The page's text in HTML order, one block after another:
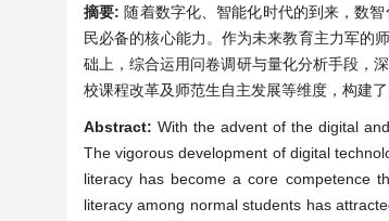
摘要: 随着数字化、智能化时代的到来，数
民必备的核心能力。作为未来教育主力军的
础上，综合运用问卷调研与量化分析手段，
校课程改革及师范生自主发展等维度，构建
Abstract:With the advent of the digital
The vigorous development of digital
literacy has become a core competence
literacy among normal students has